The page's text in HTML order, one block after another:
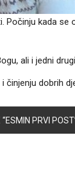
Počinju kada
ali i jedni
činjenju dobrih
PRVI